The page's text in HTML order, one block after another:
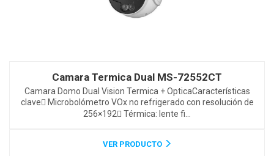
Camara Termica Dual MS-72552CT
Camara Domo Dual Vision Termica + OpticaCaracterísticas
clave Microbolómetro VOx no refrigerado con resolución de
256×192 Térmica: lente fi...
VER PRODUCTO